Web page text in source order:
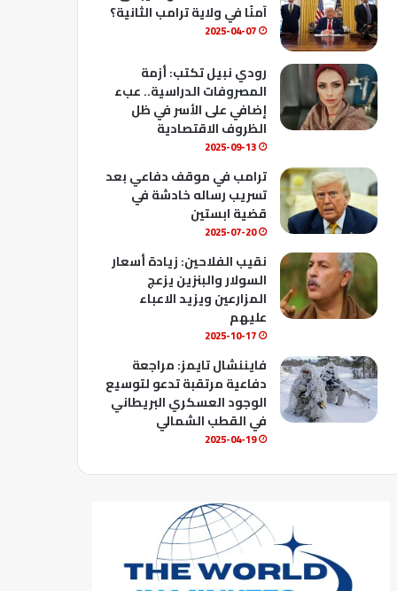
b
e
آمنًا في ولاية ترامب الثانية؟
2025-04-07
رودي نبيل تكتب: أزمة
المصروفات الدراسية.. عبء
إضافي على الأسر في ظل
الظروف الاقتصادية
2025-09-13
ترامب في موقف دفاعي بعد
تسريب رساله خادشة في
قضية ابستين
2025-07-20
نقيب الفلاحين: زيادة أسعار
السولار والبنزين يزعج
المزارعين ويزيد الاعباء
عليهم
2025-10-17
فايننشال تايمز: مراجعة
دفاعية مرتقبة تدعو لتوسيع
الوجود العسكري البريطاني
في القطب الشمالي
2025-04-19